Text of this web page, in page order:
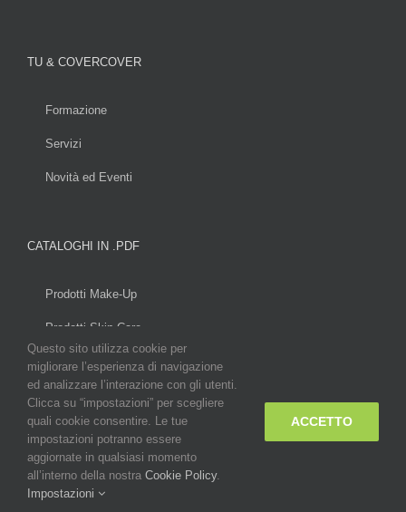
TU & COVERCOVER
Formazione
Servizi
Novità ed Eventi
CATALOGHI IN .PDF
Prodotti Make-Up
Prodotti Skin Care
Copyright 2014 Beauty in Italy s.r.l. | All Rights Reserved
FacebookLinkedIn
Questo sito utilizza cookie per
migliorare l’esperienza di navigazione
ed analizzare l’interazione con gli utenti.
Clicca su “impostazioni” per scegliere
quali cookie consentire. Le tue
impostazioni potranno essere
aggiornate in qualsiasi momento
all’interno della nostra Cookie Policy.
Impostazioni
ACCETTO